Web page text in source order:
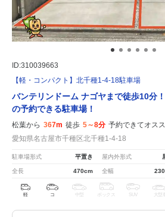
ID:310039663
【軽・コンパクト】北千種1-4-18駐車場
バンテリンドーム ナゴヤまで徒歩10分
の予約できる駐車場！
松葉から 367m 徒歩 5～8分 予約できてオスス
愛知県名古屋市千種区北千種1-4-18
駐車場形式 平置き 屋内外形式
全長 470cm 全幅
軽 コ 中型 ボックス SUV 大型車